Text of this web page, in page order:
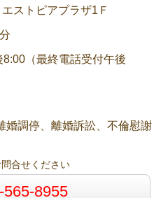
ストピアプラザ1Ｆ
（最終電話受付午後
婚調停、離婚訴訟、不倫慰謝
合せください
565-8955